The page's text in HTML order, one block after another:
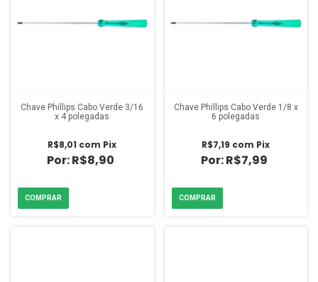
Chave Phillips Cabo Verde 3/16
x 4 polegadas
R$8,90
R$8,01 com Pix
Chave Phillips Cabo Verde 1/8 x
6 polegadas
R$7,99
R$7,19 com Pix